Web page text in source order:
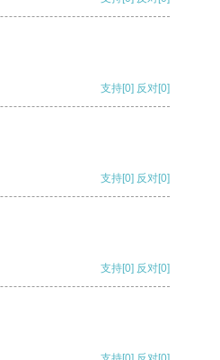
支持[0] 反对[0]
支持[0] 反对[0]
支持[0] 反对[0]